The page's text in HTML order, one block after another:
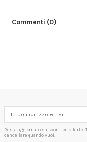
Commenti (0)
Resta aggiornato su sconti ed offerte.
cancellare quando vuoi.